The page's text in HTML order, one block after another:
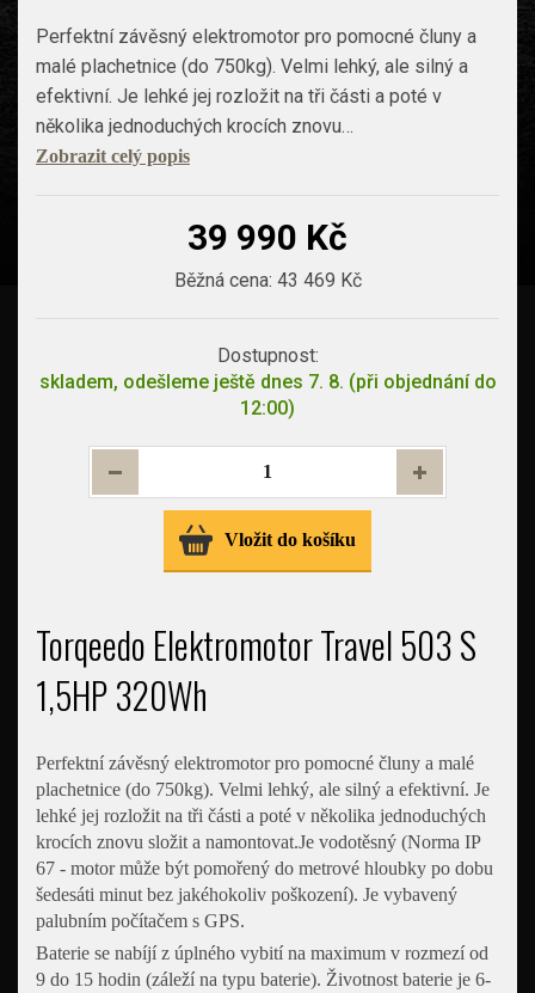
Perfektní závěsný elektromotor pro pomocné čluny a
malé plachetnice (do 750kg). Velmi lehký, ale silný a
efektivní. Je lehké jej rozložit na tři části a poté v
několika jednoduchých krocích znovu…
Zobrazit celý popis
39 990 Kč
Běžná cena: 43 469 Kč
Dostupnost:
skladem, odešleme ještě dnes 7. 8. (při objednání do
12:00)
Vložit do košíku
Torqeedo Elektromotor Travel 503 S
1,5HP 320Wh
Perfektní závěsný elektromotor pro pomocné čluny a malé
plachetnice (do 750kg). Velmi lehký, ale silný a efektivní. Je
lehké jej rozložit na tři části a poté v několika jednoduchých
krocích znovu složit a namontovat.Je vodotěsný (Norma IP
67 - motor může být pomořený do metrové hloubky po dobu
šedesáti minut bez jakéhokoliv poškození). Je vybavený
palubním počítačem s GPS.
Baterie se nabíjí z úplného vybití na maximum v rozmezí od
9 do 15 hodin (záleží na typu baterie). Životnost baterie je 6-